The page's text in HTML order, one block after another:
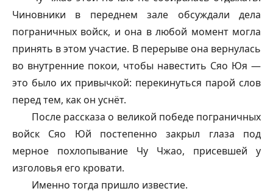
Чиновники в переднем зале обсуждали дела
пограничных войск, и она в любой момент могла
принять в этом участие. В перерыве она вернулась
во внутренние покои, чтобы навестить Сяо Юя —
это было их привычкой: перекинуться парой слов
перед тем, как он уснёт.
После рассказа о великой победе пограничных
войск Сяо Юй постепенно закрыл глаза под
мерное похлопывание Чу Чжао, присевшей у
изголовья его кровати.
Именно тогда пришло известие.